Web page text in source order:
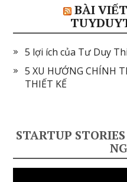
BÀI
5 lợi ích của Tư Duy
5 XU HƯỚNG CHÍNH
THIẾT KẾ
STARTUP